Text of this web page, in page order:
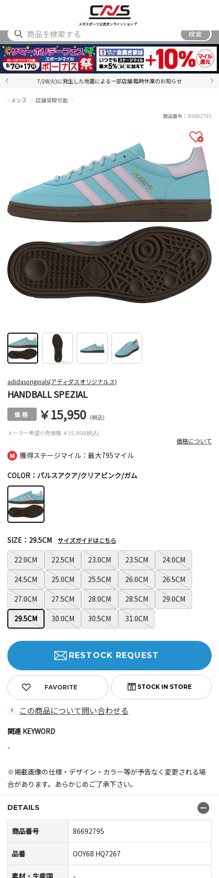
メガスポーツ公式オンラインショップ
ACCESSORY
検索
7/28(火)に発生した地震による一部店舗 臨時休業のお知らせ
獲得ステージマイル：最大795マイル
adidasoriginals(アディダスオリジナルス)
HANDBALL SPEZIAL
メンズ 店舗受取可能
メーカー希望小売価格 ￥15,950(税込)
￥15,950 (税込)
価格について
商品番号： 86692795
COLOR：パルスアクア/クリアピンク/ガム
22.0CM 22.5CM 23.0CM 23.5CM
24.0CM
24.5CM
25.0CM 25.5CM 26.0CM
26.5CM
27.0CM
27.5CM 28.0CM 28.5CM
29.0CM
29.5CM
30.0CM 30.5CM 31.0CM
SIZE：29.5CM サイズガイドはこちら
FAVORITE
RESTOCK REQUEST
この商品について問い合わせる
関連 KEYWORD
-
※掲載画像の仕様・デザイン・カラー等が予告なく変更される場
合があります。あらかじめご了承下さい。
DETAILS
商品番号 86692795
品番 OOY68 HQ7267
素材・生産国 -